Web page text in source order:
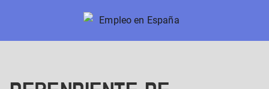
content
Empleo en España